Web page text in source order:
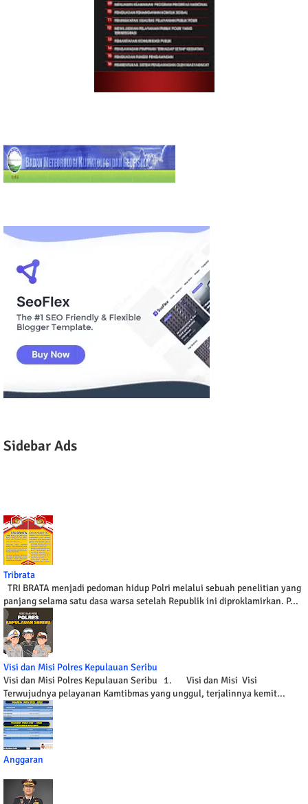
Sidebar Ads
Tribrata
TRI BRATA menjadi pedoman hidup Polri melalui sebuah penelitian yang
panjang selama satu dasa warsa setelah Republik ini diproklamirkan. P...
Visi dan Misi Polres Kepulauan Seribu
Visi dan Misi Polres Kepulauan Seribu 1. Visi dan Misi Visi
Terwujudnya pelayanan Kamtibmas yang unggul, terjalinnya kemit...
Anggaran